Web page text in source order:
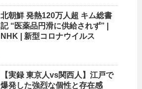
北朝鮮 発熱120万人超 キム総書
記 “医薬品円滑に供給されず” |
NHK | 新型コロナウイルス
【実録 東京人vs関西人】江戸で
爆発した強烈な個性と存在感